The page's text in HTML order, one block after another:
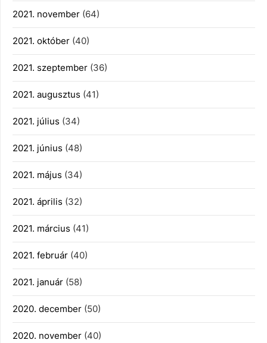
2021. november (64)
2021. október (40)
2021. szeptember (36)
2021. augusztus (41)
2021. július (34)
2021. június (48)
2021. május (34)
2021. április (32)
2021. március (41)
2021. február (40)
2021. január (58)
2020. december (50)
2020. november (40)